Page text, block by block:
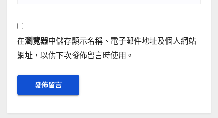
在瀏覽器中儲存顯示名稱、電子郵件地址及個人網站
網址，以供下次發佈留言時使用。